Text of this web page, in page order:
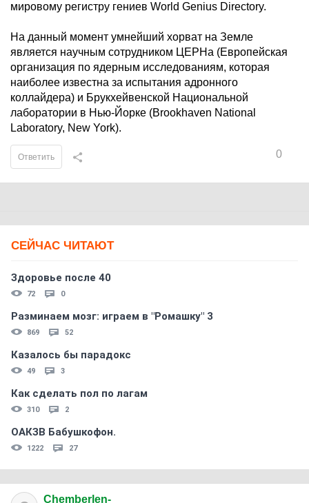
мировому регистру гениев World Genius Directory.
На данный момент умнейший хорват на Земле
является научным сотрудником ЦЕРНа (Европейская
организация по ядерным исследованиям, которая
наиболее известна за испытания адронного
коллайдера) и Брукхейвенской Национальной
лаборатории в Нью-Йорке (Brookhaven National
Laboratory, New York).
0
Ответить
СЕЙЧАС ЧИТАЮТ
Здоровье после 40
72 0
Разминаем мозг: играем в "Ромашку" 3
869 52
Казалось бы парадокс
49 3
Как сделать пол по лагам
310 2
ОАКЗВ Бабушкофон.
1222 27
Chemberlen-